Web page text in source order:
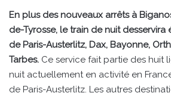
En plus des nouveaux arrêts à
de-Tyrosse, le train de nuit desservira
de Paris-Austerlitz, Dax, Bayonne,
Tarbes. Ce service fait partie des huit
nuit actuellement en activité en
de Paris-Austerlitz. Les autres